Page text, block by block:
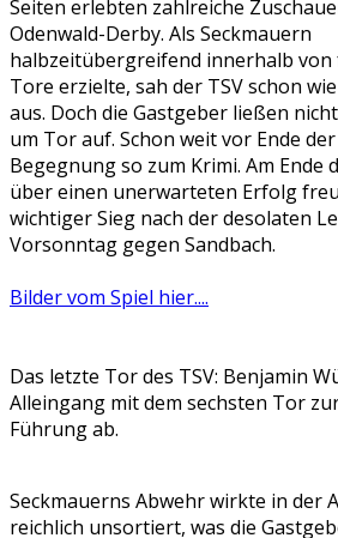
Seiten erlebten zahlreiche
Odenwald-Derby. Als Seckmauern
halbzeitübergreifend innerhalb
Tore erzielte, sah der TSV schon
aus. Doch die Gastgeber ließen
um Tor auf. Schon weit vor Ende
Begegnung so zum Krimi. Am Ende
über einen unerwarteten Erfolg
wichtiger Sieg nach der desolaten
Vorsonntag gegen Sandbach.
Bilder vom Spiel hier....
Das letzte Tor des TSV: Benjamin
Alleingang mit dem sechsten Tor
Führung ab.
Seckmauerns Abwehr wirkte in der
reichlich unsortiert, was die